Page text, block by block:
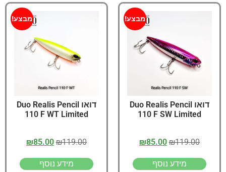
מבצע!
דואו Duo Realis Pencil
110 F SW Limited
₪119.00
₪85.00
מידע נוסף
מבצע!
דואו Duo Realis Pencil
110 F WT Limited
₪119.00
₪85.00
מידע נוסף